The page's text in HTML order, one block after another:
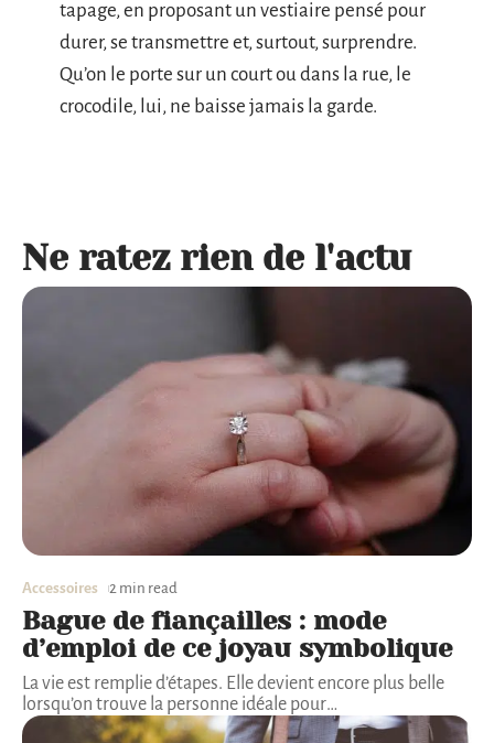
tapage, en proposant un vestiaire pensé pour
durer, se transmettre et, surtout, surprendre.
Qu’on le porte sur un court ou dans la rue, le
crocodile, lui, ne baisse jamais la garde.
Ne ratez rien de l'actu
Accessoires 2 min read
Bague de fiançailles : mode
d’emploi de ce joyau symbolique
La vie est remplie d’étapes. Elle devient encore plus belle
lorsqu’on trouve la personne idéale pour…